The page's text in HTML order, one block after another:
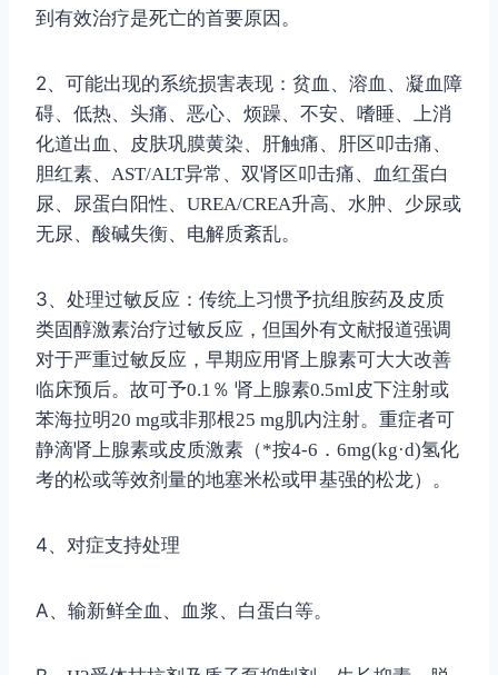
到有效治疗是死亡的首要原因。
2、可能出现的系统损害表现：贫血、溶血、凝血障
碍、低热、头痛、恶心、烦躁、不安、嗜睡、上消
化道出血、皮肤巩膜黄染、肝触痛、肝区叩击痛、
胆红素、 AST/ALT异常、双肾区叩击痛、血红蛋白
尿、尿蛋白阳性、 UREA/CREA升高、水肿、少尿或
无尿、酸碱失衡、电解质紊乱。
3、处理过敏反应：传统上习惯予抗组胺药及皮质
类固醇激素治疗过敏反应，但国外有文献报道强调
对于严重过敏反应，早期应用肾上腺素可大大改善
临床预后。故可予0.1 ％ 肾上腺素0.5ml 皮下注射或
苯海拉明20 mg或非那根25 mg肌内注射。重症者可
静滴肾上腺素或皮质激素（*按4-6 ． 6mg(kg·d)氢化
考的松或等效剂量的地塞米松或甲基强的松龙）。
4、对症支持处理
A、输新鲜全血、血浆、白蛋白等。